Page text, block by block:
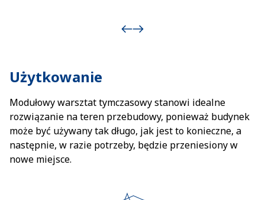
Użytkowanie
Modułowy warsztat tymczasowy stanowi idealne
rozwiązanie na teren przebudowy, ponieważ budynek
może być używany tak długo, jak jest to konieczne, a
następnie, w razie potrzeby, będzie przeniesiony w
nowe miejsce.